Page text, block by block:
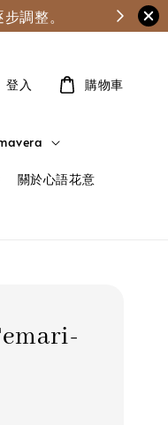
調整。
關於心語花意
登入 購物車